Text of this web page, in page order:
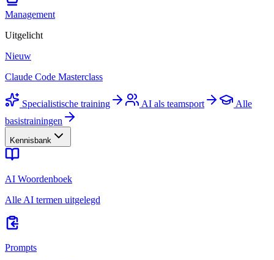
Management
Uitgelicht
Nieuw
Claude Code Masterclass
Specialistische training AI als teamsport
Alle
basistrainingen
Kennisbank
AI Woordenboek
Alle AI termen uitgelegd
Prompts